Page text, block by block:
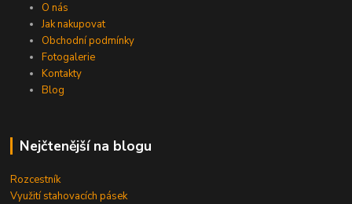
O nás
Jak nakupovat
Obchodní podmínky
Fotogalerie
Kontakty
Blog
Nejčtenější na blogu
Rozcestník
Využití stahovacích pásek